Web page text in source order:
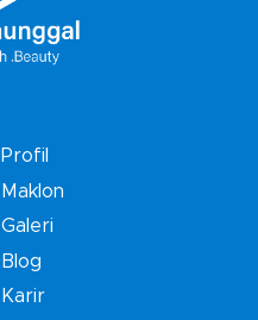
Profil
Maklon
Galeri
Blog
Karir